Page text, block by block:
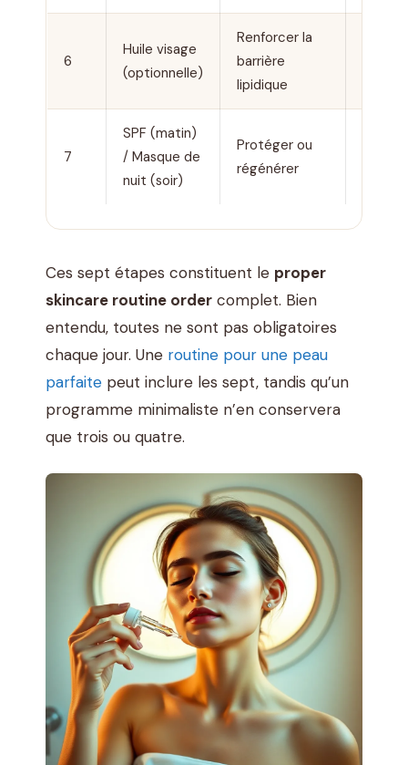
6
Huile visage
(optionnelle)
Renforcer la
barrière
lipidique
7
SPF (matin)
/ Masque de
nuit (soir)
Protéger ou
régénérer
Ces sept étapes constituent le proper
skincare routine order complet. Bien
entendu, toutes ne sont pas obligatoires
chaque jour. Une routine pour une peau
parfaite peut inclure les sept, tandis qu’un
programme minimaliste n’en conservera
que trois ou quatre.